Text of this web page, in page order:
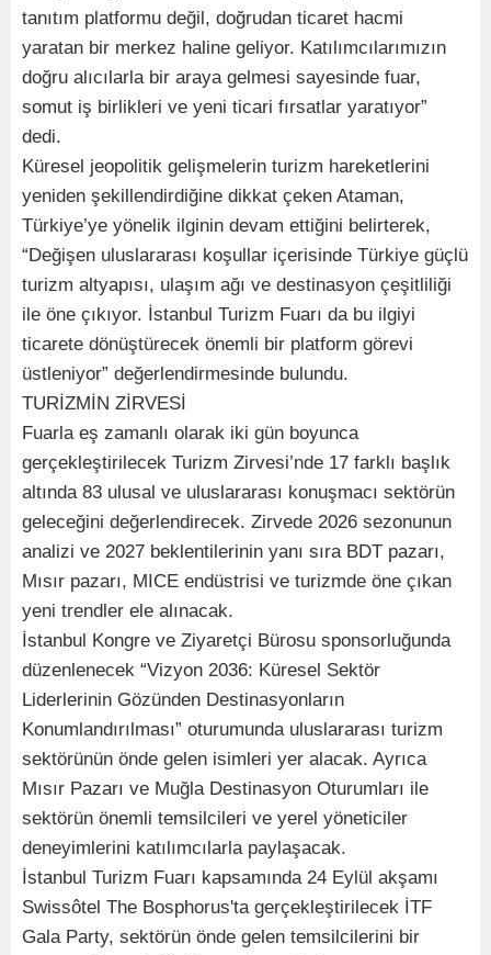
tanıtım platformu değil, doğrudan ticaret hacmi
yaratan bir merkez haline geliyor. Katılımcılarımızın
doğru alıcılarla bir araya gelmesi sayesinde fuar,
somut iş birlikleri ve yeni ticari fırsatlar yaratıyor”
dedi.
Küresel jeopolitik gelişmelerin turizm hareketlerini
yeniden şekillendirdiğine dikkat çeken Ataman,
Türkiye’ye yönelik ilginin devam ettiğini belirterek,
“Değişen uluslararası koşullar içerisinde Türkiye güçlü
turizm altyapısı, ulaşım ağı ve destinasyon çeşitliliği
ile öne çıkıyor. İstanbul Turizm Fuarı da bu ilgiyi
ticarete dönüştürecek önemli bir platform görevi
üstleniyor” değerlendirmesinde bulundu.
TURİZMİN ZİRVESİ
Fuarla eş zamanlı olarak iki gün boyunca
gerçekleştirilecek Turizm Zirvesi’nde 17 farklı başlık
altında 83 ulusal ve uluslararası konuşmacı sektörün
geleceğini değerlendirecek. Zirvede 2026 sezonunun
analizi ve 2027 beklentilerinin yanı sıra BDT pazarı,
Mısır pazarı, MICE endüstrisi ve turizmde öne çıkan
yeni trendler ele alınacak.
İstanbul Kongre ve Ziyaretçi Bürosu sponsorluğunda
düzenlenecek “Vizyon 2036: Küresel Sektör
Liderlerinin Gözünden Destinasyonların
Konumlandırılması” oturumunda uluslararası turizm
sektörünün önde gelen isimleri yer alacak. Ayrıca
Mısır Pazarı ve Muğla Destinasyon Oturumları ile
sektörün önemli temsilcileri ve yerel yöneticiler
deneyimlerini katılımcılarla paylaşacak.
İstanbul Turizm Fuarı kapsamında 24 Eylül akşamı
Swissôtel The Bosphorus'ta gerçekleştirilecek İTF
Gala Party, sektörün önde gelen temsilcilerini bir